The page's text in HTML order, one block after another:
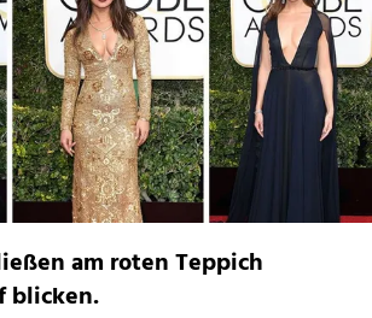
am roten Teppich
blicken.